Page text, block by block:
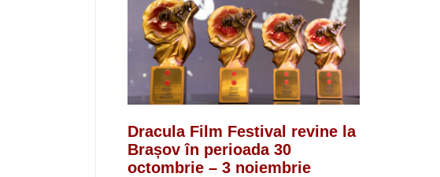
Dracula Film Festival revine la
Brașov în perioada 30
octombrie – 3 noiembrie